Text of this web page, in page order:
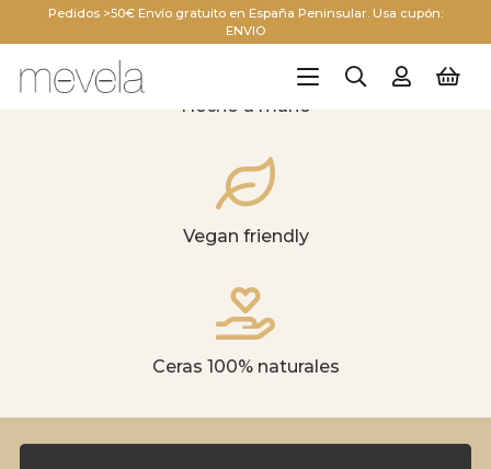
Pedidos >50€ Envío gratuito en España Peninsular. Usa cupón:
ENVIO
Hecho a mano
Vegan friendly
Ceras 100% naturales